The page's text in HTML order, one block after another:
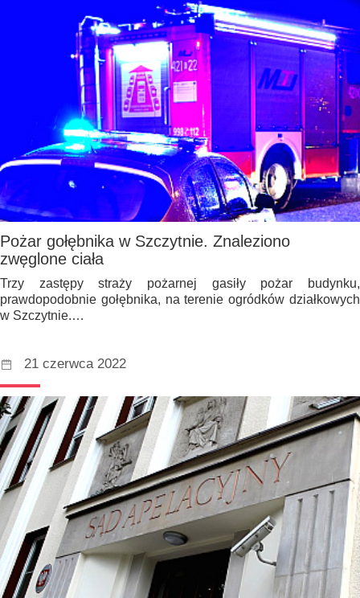
Pożar gołębnika w Szczytnie. Znaleziono
zwęglone ciała
Trzy zastępy straży pożarnej gasiły pożar budynku,
prawdopodobnie gołębnika, na terenie ogródków działkowych
w Szczytnie.…
21 czerwca 2022